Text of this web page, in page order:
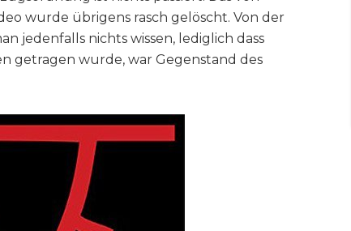
wurde übrigens rasch gelöscht. Von der
jedenfalls nichts wissen, lediglich dass
getragen wurde, war Gegenstand des